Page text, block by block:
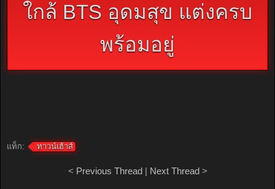
ใกล้ BTS อุดมสุข แต่งครบ
พร้อมอยู่
แท็ก: ทาวน์เฮ้าส์
< Previous Thread| Next Thread>